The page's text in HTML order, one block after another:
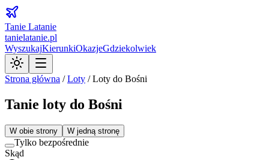
Tanie Latanie
tanielatanie.pl
WyszukajKierunkiOkazjeGdziekolwiek
Strona główna /Loty /Loty do Bośni
Tanie loty do Bośni
W obie strony W jedną stronę
Tylko bezpośrednie
Skąd